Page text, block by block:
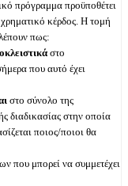
πρόγραμμα προϋποθέτει
κέρδος. Η τομή
πως:
στο
που αυτό έχει
στο σύνολο της
διαδικασίας στην οποία
ποιος/ποιοι θα
που μπορεί να συμμετέχει